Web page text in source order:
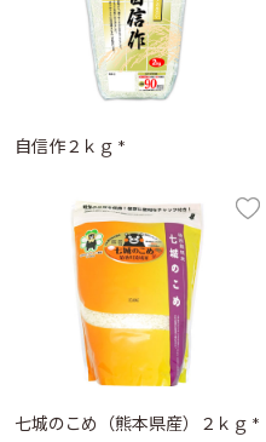
自信作２ｋｇ *
七城のこめ（熊本県産）２ｋｇ *